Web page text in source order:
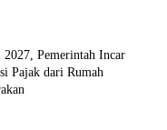
Pemerintah Incar
Pajak dari Rumah